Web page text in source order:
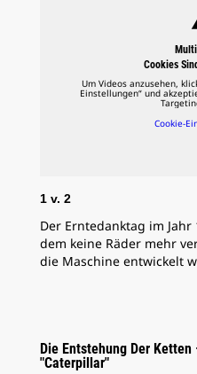
Cookies
Um Videos anzusehen,
Einstellungen“ und
Cookie-
1 v. 2
Der Erntedanktag im
dem keine Räder mehr
die Maschine entwickelt
Die Entstehung Der Ketten
"Caterpillar"